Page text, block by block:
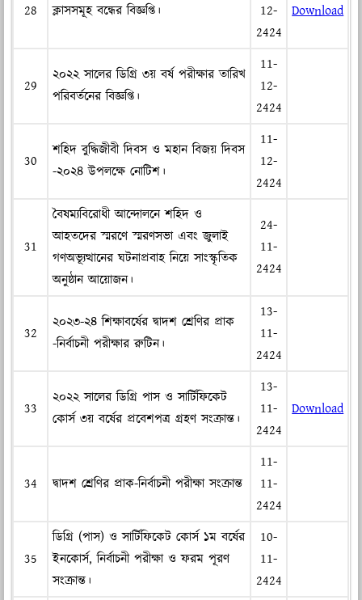
28 ক্লাসসমূহ বন্ধের বিজ্ঞপ্তি।
12-
2424
Download
29
২০২২ সালের ডিগ্রি ৩য় বর্ষ পরীক্ষার তারিখ
পরিবর্তনের বিজ্ঞপ্তি।
11-
12-
2424
30
শহিদ বুদ্ধিজীবী দিবস ও মহান বিজয় দিবস
-২০২৪ উপলক্ষে নোটিশ।
11-
12-
2424
31
বৈষম্যবিরোধী আন্দোলনে শহিদ ও
আহতদের স্মরণে স্মরণসভা এবং জুলাই
গণঅভ্যূত্থানের ঘটনাপ্রবাহ নিয়ে সাংস্কৃতিক
অনুষ্ঠান আয়োজন।
24-
11-
2424
32
২০২৩-২৪ শিক্ষাবর্ষের দ্বাদশ শ্রেণির প্রাক
-নির্বাচনী পরীক্ষার রুটিন।
13-
11-
2424
33
২০২২ সালের ডিগ্রি পাস ও সার্টিফিকেট
কোর্স ৩য় বর্ষের প্রবেশপত্র গ্রহণ সংক্রান্ত।
13-
11-
2424
Download
34 দ্বাদশ শ্রেণির প্রাক-নির্বাচনী পরীক্ষা সংক্রান্ত
11-
11-
2424
35
ডিগ্রি (পাস) ও সার্টিফিকেট কোর্স ১ম বর্ষের
ইনকোর্স, নির্বাচনী পরীক্ষা ও ফরম পূরণ
সংক্রান্ত।
10-
11-
2424